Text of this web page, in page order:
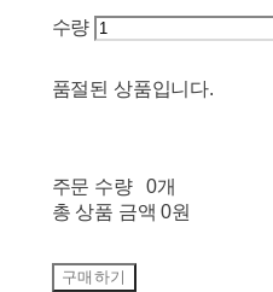
수량
품절된 상품입니다.
주문 수량
0개
총 상품 금액 0원
구매하기